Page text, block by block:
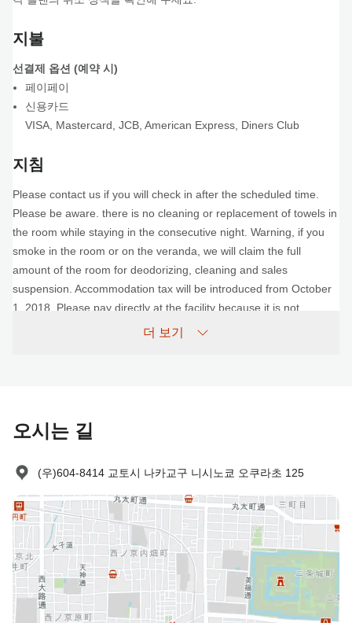
지불
선결제 옵션 (예약 시)
페이페이
신용카드
VISA Mastercard JCB American Express Diners Club
지침
Please contact us if you will check in after the scheduled time.
Please be aware. there is no cleaning or replacement of towels in
the room while staying in the consecutive night. Warning, if you
smoke in the room or on the veranda, we will claim the full
amount of the room for deodorizing, cleaning and sales
suspension. Accommodation tax will be introduced from October
1, 2018. Please pay directly at the facility because it is not
더 보기
오시는 길
(우)604-8414 교토시 나카교구 니시노쿄 오쿠라초 125